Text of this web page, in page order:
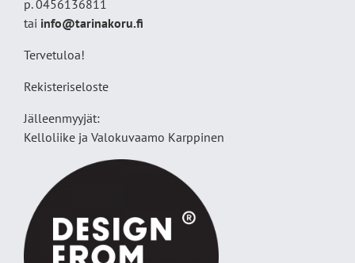
p. 0456136811
tai info@tarinakoru.fi
Tervetuloa!
Rekisteriseloste
Jälleenmyyjät:
Kelloliike ja Valokuvaamo Karppinen